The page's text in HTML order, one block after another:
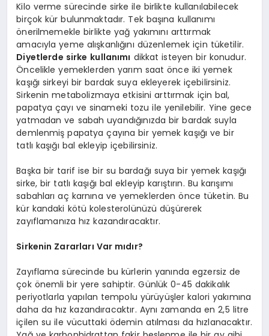
Kilo verme sürecinde sirke ile birlikte kullanılabilecek
birçok kür bulunmaktadır. Tek başına kullanımı
önerilmemekle birlikte yağ yakımını arttırmak
amacıyla yeme alışkanlığını düzenlemek için tüketilir.
Diyetlerde sirke kullanımı dikkat isteyen bir konudur.
Öncelikle yemeklerden yarım saat önce iki yemek
kaşığı sirkeyi bir bardak suya ekleyerek içebilirsiniz.
Sirkenin metabolizmaya etkisini arttırmak için bal,
papatya çayı ve sinameki tozu ile yenilebilir. Yine gece
yatmadan ve sabah uyandığınızda bir bardak suyla
demlenmiş papatya çayına bir yemek kaşığı ve bir
tatlı kaşığı bal ekleyip içebilirsiniz.
Başka bir tarif ise bir su bardağı suya bir yemek kaşığı
sirke, bir tatlı kaşığı bal ekleyip karıştırın. Bu karışımı
sabahları aç karnına ve yemeklerden önce tüketin. Bu
kür kandaki kötü kolesterolünüzü düşürerek
zayıflamanıza hız kazandıracaktır.
Sirkenin Zararları Var mıdır?
Zayıflama sürecinde bu kürlerin yanında egzersiz de
çok önemli bir yere sahiptir. Günlük 0-45 dakikalık
periyotlarla yapılan tempolu yürüyüşler kalori yakımına
daha da hız kazandıracaktır. Aynı zamanda en 2,5 litre
içilen su ile vücuttaki ödemin atılması da hızlanacaktır.